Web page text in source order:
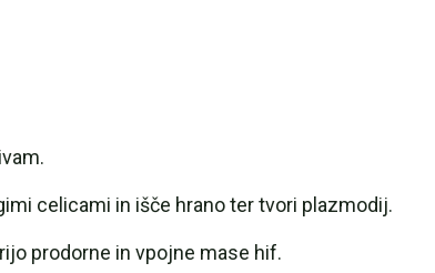
celicami in išče hrano ter tvori plazmodij.
prodorne in vpojne mase hif.